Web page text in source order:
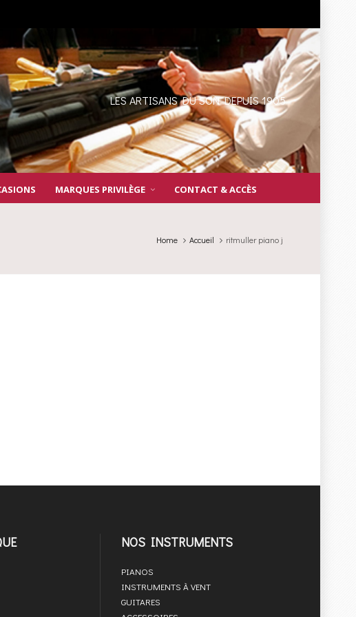
LES ARTISANS DU SON DEPUIS 1905
MARQUES PRIVILÈGE CONTACT & ACCÈS
Home Accueil ritmuller piano j
NOS INSTRUMENTS
PIANOS
INSTRUMENTS À VENT
GUITARES